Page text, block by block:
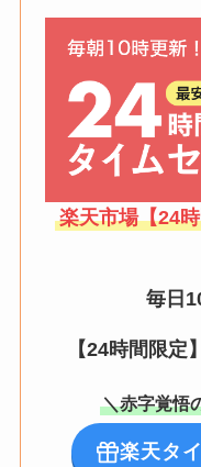
楽天市場【24
毎日
【24時間限定
＼赤字覚悟
楽天タ